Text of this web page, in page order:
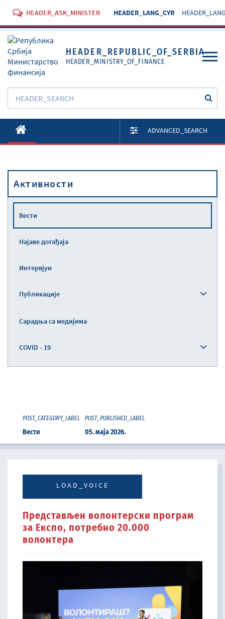
HEADER_ASK_MINISTER HEADER_LANG_CYR
HEADER_REPUBLIC_OF_SERBIA
HEADER_MINISTRY_OF_FINANCE
O Министарству
Активности
Прописи
Услуге
ADVANCED_SEARCH
Активности
Вести
Најаве догађаја
Интервјуи
Публикације
Сарадња са медијима
COVID - 19
POST_CATEGORY_LABEL
Вести
POST_PUBLISHED_LABEL
05. маја 2026.
LOAD_VOICE
Представљен волонтерски програм
за Експо, потребно 20.000
волонтера